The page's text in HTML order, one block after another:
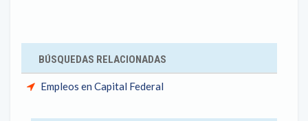
BÚSQUEDAS RELACIONADAS
Empleos en Capital Federal